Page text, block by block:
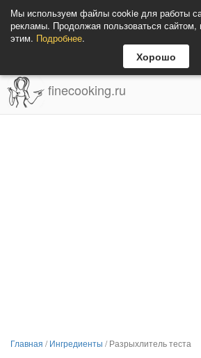
Мы используем файлы cookie для работы
рекламы. Продолжая пользоваться сайтом,
этим. Подробнее.
Хорошо
finecooking.ru
Главная /Ингредиенты /Разрыхлитель теста